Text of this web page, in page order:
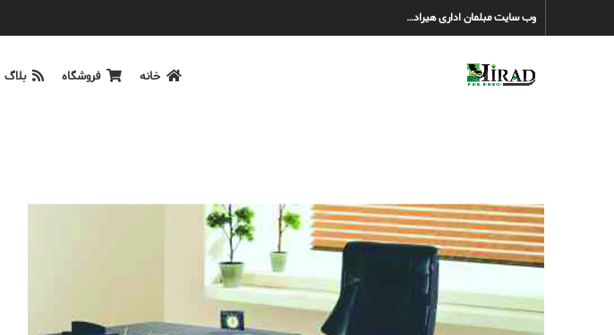
وب سایت مبلمان اداری هیراد…
خانه فروشگاه بلاگ